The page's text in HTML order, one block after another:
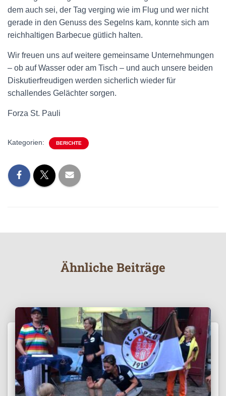
dem auch sei, der Tag verging wie im Flug und wer nicht
gerade in den Genuss des Segelns kam, konnte sich am
reichhaltigen Barbecue gütlich halten.
Wir freuen uns auf weitere gemeinsame Unternehmungen
– ob auf Wasser oder am Tisch – und auch unsere beiden
Diskutierfreudigen werden sicherlich wieder für
schallendes Gelächter sorgen.
Forza St. Pauli
Kategorien: BERICHTE
Ähnliche Beiträge